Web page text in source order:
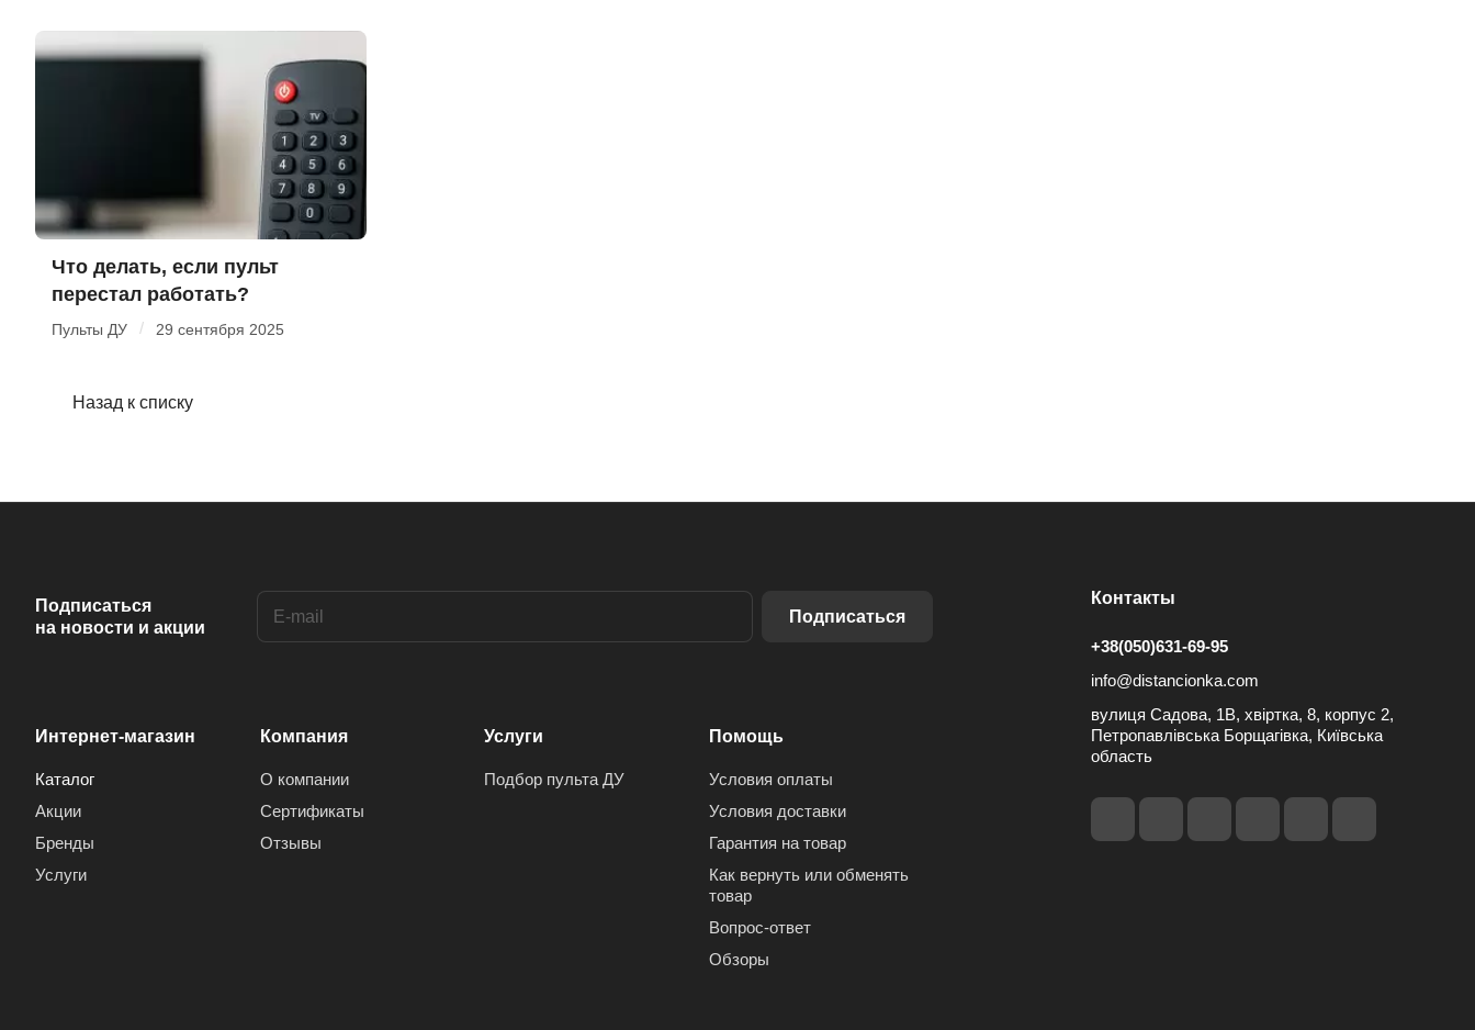
Что делать, если пульт
перестал работать?
Пульты ДУ / 29 сентября 2025
Назад к списку
Подписаться
на новости и акции
Подписаться
Интернет-магазин
Каталог
Акции
Бренды
Услуги
Компания
О компании
Сертификаты
Отзывы
Услуги
Подбор пульта ДУ
Помощь
Условия оплаты
Условия доставки
Гарантия на товар
Как вернуть или обменять
товар
Вопрос-ответ
Обзоры
Контакты
+38(050)631-69-95
info@distancionka.com
вулиця Садова, 1В, хвіртка, 8, корпус 2,
Петропавлівська Борщагівка, Київська
область